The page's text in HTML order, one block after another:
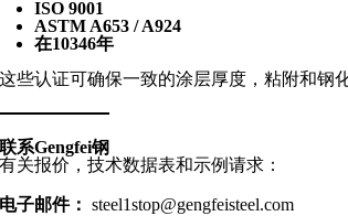
ISO 9001
ASTM A653 / A924
在10346年
这些认证可确保一致的涂层厚度，粘附和钢化
联系Gengfei钢
有关报价，技术数据表和示例请求：
电子邮件： steel1stop@gengfeisteel.com